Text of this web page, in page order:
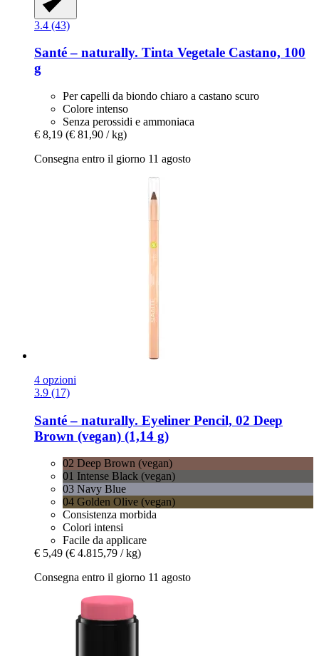
3.4 (43)
Santé – naturally. Tinta Vegetale Castano, 100
g
Per capelli da biondo chiaro a castano scuro
Colore intenso
Senza perossidi e ammoniaca
€ 8,19 (€ 81,90 / kg)
Consegna entro il giorno 11 agosto
4 opzioni
3.9 (17)
Santé – naturally. Eyeliner Pencil, 02 Deep
Brown (vegan) (1,14 g)
02 Deep Brown (vegan)
01 Intense Black (vegan)
03 Navy Blue
04 Golden Olive (vegan)
Consistenza morbida
Colori intensi
Facile da applicare
€ 5,49 (€ 4.815,79 / kg)
Consegna entro il giorno 11 agosto